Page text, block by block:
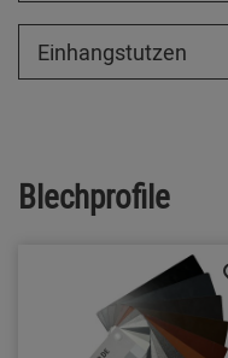
Einhangstutzen
Blechprofile